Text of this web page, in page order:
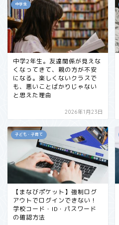
中学生
中学2年生。友達関係が見えな
くなってきて、親の方が不安
になる。楽しくないクラスで
も、悪いことばかりじゃない
と思えた理由
2026年1月23日
子ども・子育て
【まなびポケット】強制ログ
アウトでログインできない！
学校コード・ID・パスワード
の確認方法